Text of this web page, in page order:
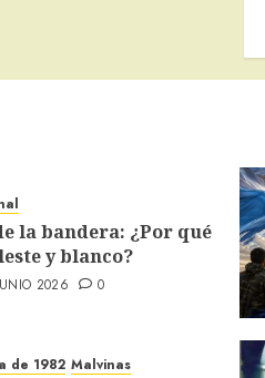
la bandera: ¿Por qué
y blanco?
2026 0
de 1982 Malvinas